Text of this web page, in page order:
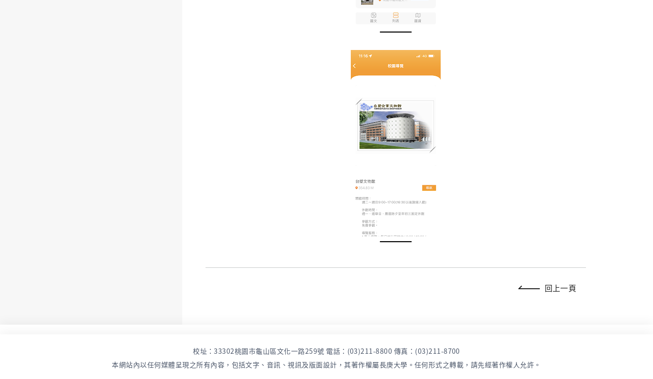
回上一頁
校址：33302桃園市龜山區文化一路259號 電話：(03)211-8800 傳真：(03)211-8700
本網站內以任何媒體呈現之所有內容，包括文字、音訊、視訊及版面設計，其著作權屬長庚大學。任何形式之轉載，請先經著作權人允許。